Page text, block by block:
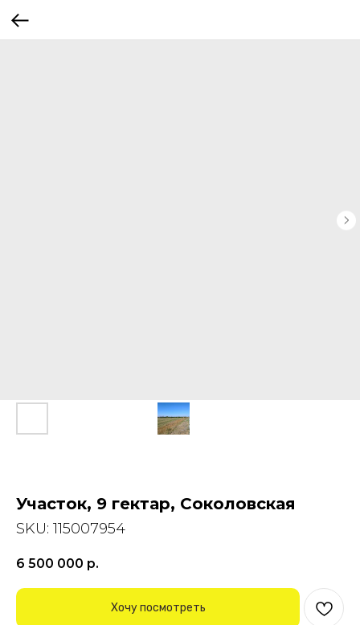
Участок, 9 гектар, Соколовская
SKU: 115007954
6 500 000 р.
Хочу посмотреть